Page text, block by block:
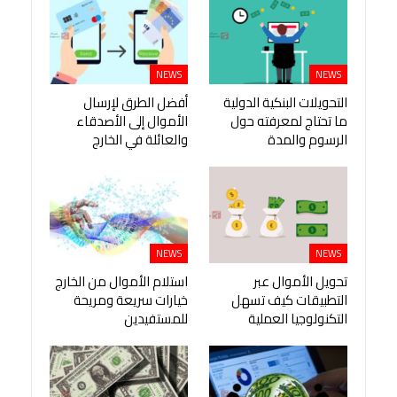
NEWS
التحويلات البنكية الدولية
ما تحتاج لمعرفته حول
الرسوم والمدة
NEWS
أفضل الطرق لإرسال
الأموال إلى الأصدقاء
والعائلة في الخارج
NEWS
تحويل الأموال عبر
التطبيقات كيف تسهل
التكنولوجيا العملية
NEWS
استلام الأموال من الخارج
خيارات سريعة ومريحة
للمستفيدين